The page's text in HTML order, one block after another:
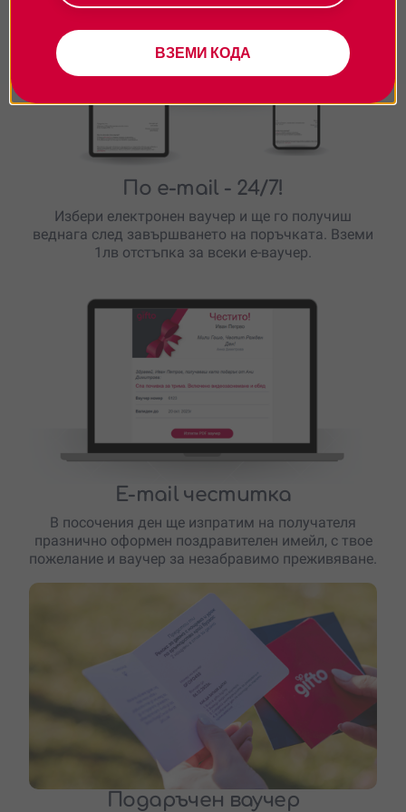
По e-mail - 24/7!
Избери електронен ваучер и ще го получиш
веднага след завършването на поръчката. Вземи
1лв отстъпка за всеки е-ваучер.
E-mail честитка
В посочения ден ще изпратим на получателя
празнично оформен поздравителен имейл, с твое
пожелание и ваучер за незабравимо преживяване.
Подаръчен ваучер
ВЗЕМИ КОДА